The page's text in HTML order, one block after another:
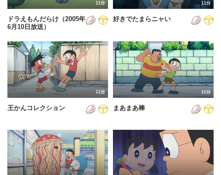
11分
ドラえもんだらけ（2005年
6月10日放送）
11分
好きでたまらニャい
11分
王かんコレクション
11分
まあまあ棒